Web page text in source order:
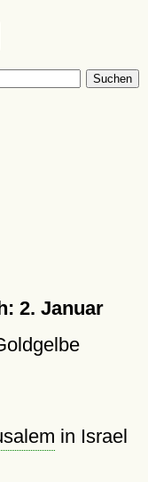
Suchen
2. Januar
in Israel